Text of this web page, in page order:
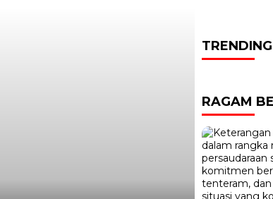
TRENDING
RAGAM